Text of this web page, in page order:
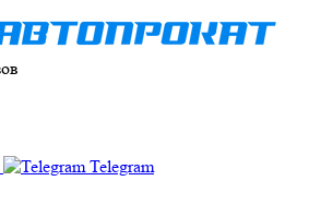
Telegram